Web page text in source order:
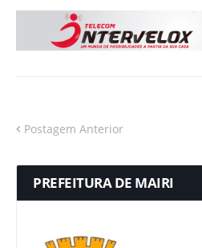
Postagem Anterior
PREFEITURA DE MAIRI